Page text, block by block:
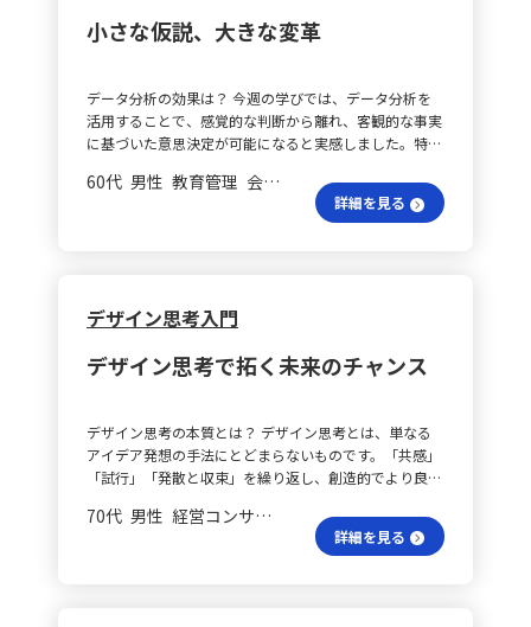
す。
イナー、製作担当が同じゴールに向かってアイデアを出
し合う原動力となり、チーム全体の連携と協力を促進す
学びとして、看板屋の仕事は「共感」から始まるという
ことを改めて認識しました。お客様が「目立つ看板が欲
しい」といった表現の裏に隠れた、「お店が潰れたらど
うしよう」という不安や「地域で一番愛されたい」とい
う願いに気づき、これらの本質に寄り添うことが、最終
的に最高の看板とサービスを生み出すための基本となる
があるのか」が明らかになります。 グラフで見える傾向
の最適化や広報素材のデザイン、ターゲット層の絞り込
みに役立ちます。同様に、地域ごとのデータもマッピン
グして、申込数や反応率の地域差を明確にし、重点的な
営業エリアの選定につなげることができます。さらに、
各施策の反応率を数値化し、平均値と標準偏差を基に比
較することで、PDCAサイクルを効率的に回し、より効
「居住地」「受講目的」などをExcelに整理し、各項目
の平均値や最頻値、標準偏差を算出してデータの集約と
構造化を図ります。次に、ヒストグラムや円グラフを用
いて年齢や職業、地域ごとの分布を可視化し、そこから
認します。そして、特定のターゲット層を仮説として立
て、その層に合わせた広報や導線の設計を行います。加
えて、各施策の反応率を記録し、基準となる数値を通じ
て比較分析を行い、最後に数値とビジュアル化されたデ
ータをもとに定期的な振り返りを実施することで、感覚
ではなく具体的な数字に基づいた意思決定を徹底してい
析においては「どこで起きているのか（Where）」「な
タを分析する練習が非常に効果的であると感じました。
これにより、実際の現場に近い形で分析力を向上させる
ことができました。 知識はどう活かす？ そして、講師
の「使われない知識はどんどん捨てられていく」という
言葉が強く心に残りました。知識は使ってこそ意味があ
るという考え方から、学んだことを実務や日常に活かす
的な展開案も印象的でした。まず、仮説に基づき、ター
ゲット層に合わせたプロモーション戦略を設計すること
「講師」というワードが持つ堅苦しさを和らげ、“キャ
果は？ さらに、Web広告やSNS投稿を使ったA/Bテスト
によって、異なるバナー画像や訴求文、ターゲット年齢
に対する反応を計測し、効果的な組み合わせを選定する
方法も紹介されています。各媒体における反応を、「ど
こで（Where）」「どんな表現が刺さったか（Why）」
「受講に至る導線の状況（How）」という視点で分析す
小さな仮説、大きな変革
データ分析の効果は？ 今週の学びでは、データ分析を
活用することで、感覚的な判断から離れ、客観的な事実
に基づいた意思決定が可能になると実感しました。特
トや、アンケートの結果を定量的に処理しグラフや数字
で確認する技術は、マーケティングやサービス改善に直
けた意識を日々実践し、継続的な取り組みが未来を変え
訣は？ これまでの学びを自分の仕事にあてはめると、
に興味を持っているものの、日程や価格が申し込みの障
壁になっているのではないか」という仮説を設定しま
す。次に、過去の資料請求や問い合わせ、説明会参加者
クリック数、コンバージョン率といったデジタルデータ
を収集し、申込者と非申込者の属性やアクセスから申し
60代 男性 教育管理 会長／社長
詳細を見る
デザイン思考入門
デザイン思考で拓く未来のチャンス
デザイン思考の本質とは？ デザイン思考とは、単なる
アイデア発想の手法にとどまらないものです。「共感」
「試行」「発散と収束」を繰り返し、創造的でより良い
講義だけでなく、他の受講者との意見交換を通じて特に
印象に残った学びや気づきを以下に挙げます。 共感が解
70代 男性 経営コンサルティング 会長／社長
詳細を見る